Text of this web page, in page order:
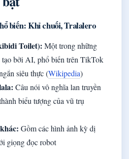
biến: Khỉ chuối, Tralalero
Toilet): Một trong những
tạo bởi AI, phổ biến trên TikTok
siêu thực (Wikipedia)
Câu nói vô nghĩa lan truyền
biểu tượng của vũ trụ
Gồm các hình ảnh kỳ dị
giọng đọc robot